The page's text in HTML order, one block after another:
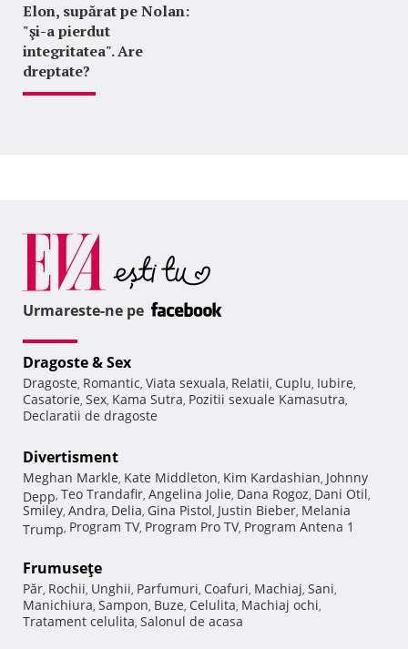
Elon, supărat pe Nolan:
"şi-a pierdut
integritatea". Are
dreptate?
Urmareste-ne pe
Dragoste & Sex
Dragoste, Romantic, Viata sexuala, Relatii, Cuplu, Iubire,
Casatorie, Sex, Kama Sutra, Pozitii sexuale Kamasutra,
Declaratii de dragoste
Divertisment
Meghan Markle, Kate Middleton, Kim Kardashian, Johnny
Depp, Teo Trandafir, Angelina Jolie, Dana Rogoz, Dani Otil,
Smiley, Andra, Delia, Gina Pistol, Justin Bieber, Melania
Trump, Program TV, Program Pro TV, Program Antena 1
Frumuseţe
Păr, Rochii, Unghii, Parfumuri, Coafuri, Machiaj, Sani,
Manichiura, Sampon, Buze, Celulita, Machiaj ochi,
Tratament celulita, Salonul de acasa